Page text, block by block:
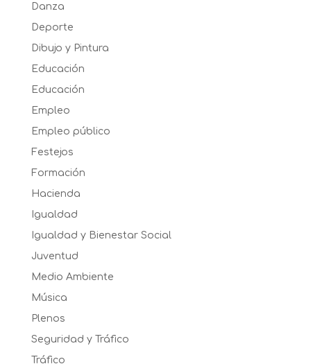
Danza
Deporte
Dibujo y Pintura
Educación
Educación
Empleo
Empleo público
Festejos
Formación
Hacienda
Igualdad
Igualdad y Bienestar Social
Juventud
Medio Ambiente
Música
Plenos
Seguridad y Tráfico
Tráfico